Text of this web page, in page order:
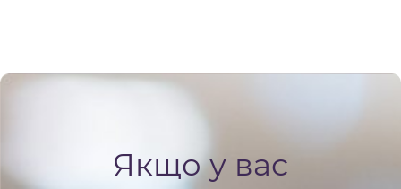
Якщо у вас